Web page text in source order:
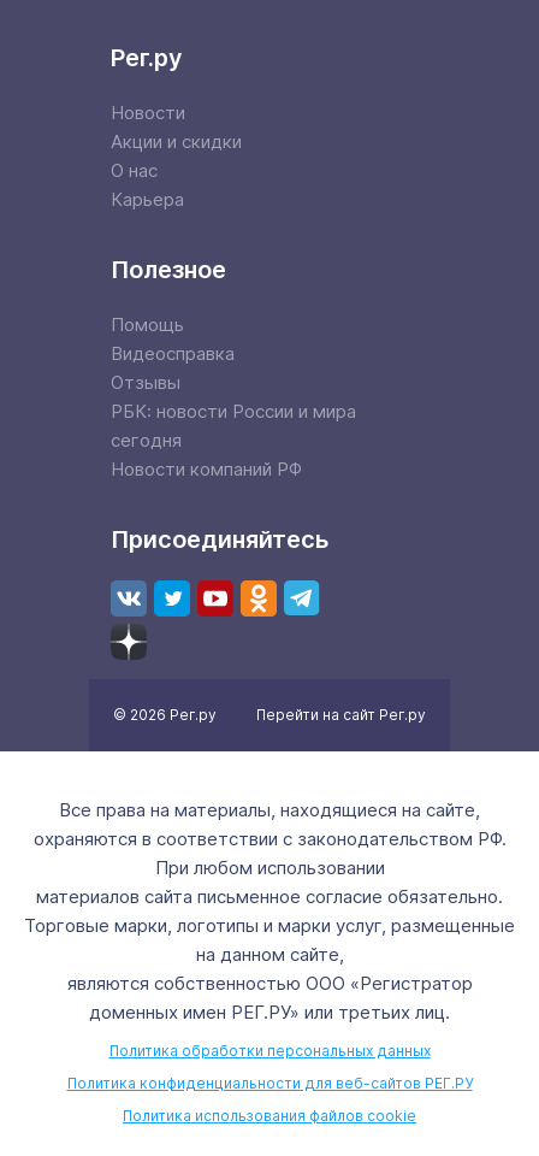
Рег.ру
Новости
Акции и скидки
О нас
Карьера
Полезное
Помощь
Видеосправка
Отзывы
РБК: новости России и мира
сегодня
Новости компаний РФ
Присоединяйтесь
© 2026 Рег.ру Перейти на сайт Рег.ру
Все права на материалы, находящиеся на сайте,
охраняются в соответствии с законодательством РФ.
При любом использовании
материалов сайта письменное согласие обязательно.
Торговые марки, логотипы и марки услуг, размещенные
на данном сайте,
являются собственностью ООО «Регистратор
доменных имен РЕГ.РУ» или третьих лиц.
Политика обработки персональных данных
Политика конфиденциальности для веб-сайтов РЕГ.РУ
Политика использования файлов cookie